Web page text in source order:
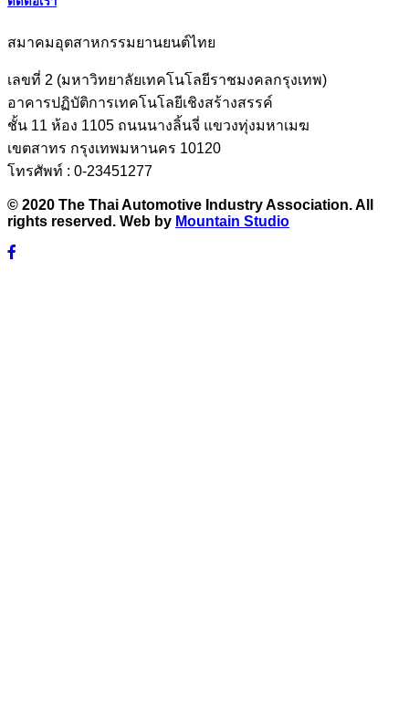
สมาคมอุตสาหกรรมยานยนต์ไทย
เลขที่ 2 (มหาวิทยาลัยเทคโนโลยีราชมงคลกรุงเทพ)
อาคารปฏิบัติการเทคโนโลยีเชิงสร้างสรรค์
ชั้น 11 ห้อง 1105 ถนนนางลิ้นจี่ แขวงทุ่งมหาเมฆ
เขตสาทร กรุงเทพมหานคร 10120
โทรศัพท์ : 0-23451277
© 2020 The Thai Automotive Industry Association. All
rights reserved. Web by Mountain Studio